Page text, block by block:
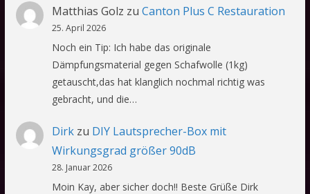
Matthias Golz zu Canton Plus C Restauration
25. April 2026
Noch ein Tip: Ich habe das originale
Dämpfungsmaterial gegen Schafwolle (1kg)
getauscht,das hat klanglich nochmal richtig was
gebracht, und die…
Dirkzu DIY Lautsprecher-Box mit
Wirkungsgrad größer 90dB
28. Januar 2026
Moin Kay, aber sicher doch!! Beste Grüße Dirk